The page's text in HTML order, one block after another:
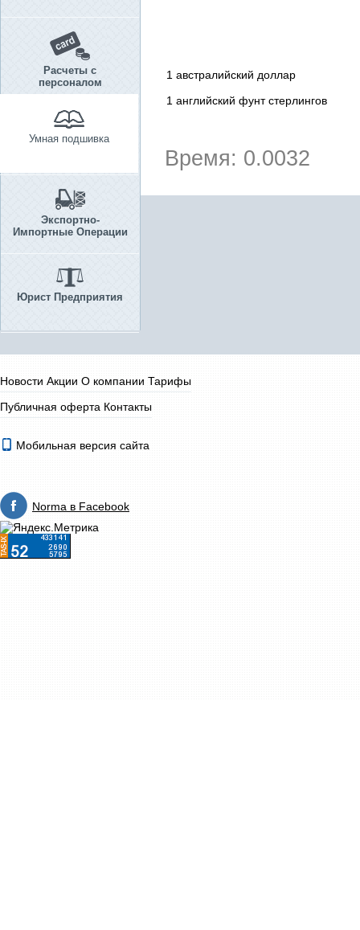
Расчеты с
персоналом
Умная подшивка
Экспортно-
Импортные Операции
Юрист Предприятия
1 австралийский доллар
1 английский фунт стерлингов
Время: 0.0032
Новости Акции О компании Тарифы
Публичная оферта Контакты
Мобильная версия сайта
Norma в Facebook